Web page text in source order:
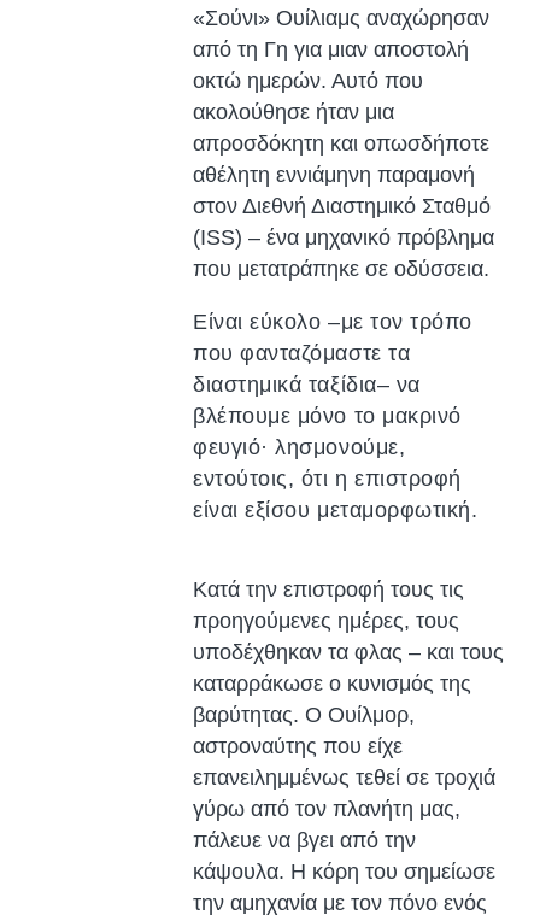
«Σούνι» Ουίλιαμς αναχώρησαν
από τη Γη για μιαν αποστολή
οκτώ ημερών. Αυτό που
ακολούθησε ήταν μια
απροσδόκητη και οπωσδήποτε
αθέλητη εννιάμηνη παραμονή
στον Διεθνή Διαστημικό Σταθμό
(ISS) – ένα μηχανικό πρόβλημα
που μετατράπηκε σε οδύσσεια.
Είναι εύκολο –με τον τρόπο
που φανταζόμαστε τα
διαστημικά ταξίδια– να
βλέπουμε μόνο το μακρινό
φευγιό· λησμονούμε,
εντούτοις, ότι η επιστροφή
είναι εξίσου μεταμορφωτική.
Κατά την επιστροφή τους τις
προηγούμενες ημέρες, τους
υποδέχθηκαν τα φλας – και τους
καταρράκωσε ο κυνισμός της
βαρύτητας. Ο Ουίλμορ,
αστροναύτης που είχε
επανειλημμένως τεθεί σε τροχιά
γύρω από τον πλανήτη μας,
πάλευε να βγει από την
κάψουλα. Η κόρη του σημείωσε
την αμηχανία με τον πόνο ενός